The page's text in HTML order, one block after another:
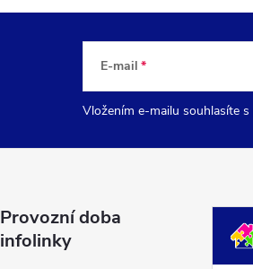
E-mail
Vložením e-mailu souhlasíte s
Provozní doba
infolinky